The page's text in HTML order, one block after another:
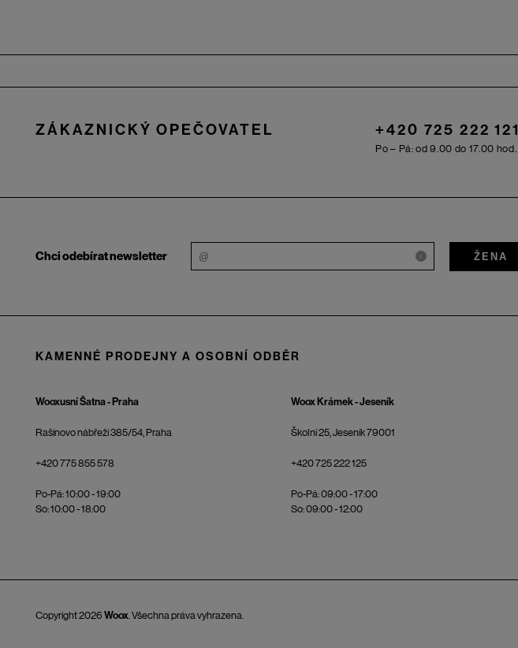
ZÁKAZNICKÝ OPEČOVATEL +420 725 222 121
Po – Pá: od 9.00 do 17.00 hod.
Chci odebírat newsletter i ŽENA
KAMENNÉ PRODEJNY A OSOBNÍ ODBĚR
Wooxusní Šatna - Praha
Rašínovo nábřeží 385/54, Praha
+420 775 855 578
Po-Pá: 10:00 - 19:00
So: 10:00 - 18:00
Woox Krámek - Jeseník
Školní 25, Jeseník 79001
+420 725 222 125
Po-Pá: 09:00 - 17:00
So: 09:00 - 12:00
Copyright 2026 Woox. Všechna práva vyhrazena.